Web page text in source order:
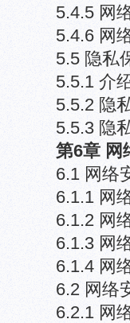
5.4.5 网
5.4.6 网
5.5 隐私
5.5.1 介
5.5.2 隐
5.5.3 隐
第6章 网
6.1 网络
6.1.1 网
6.1.2 网
6.1.3 网
6.1.4 网
6.2 网络
6.2.1 网